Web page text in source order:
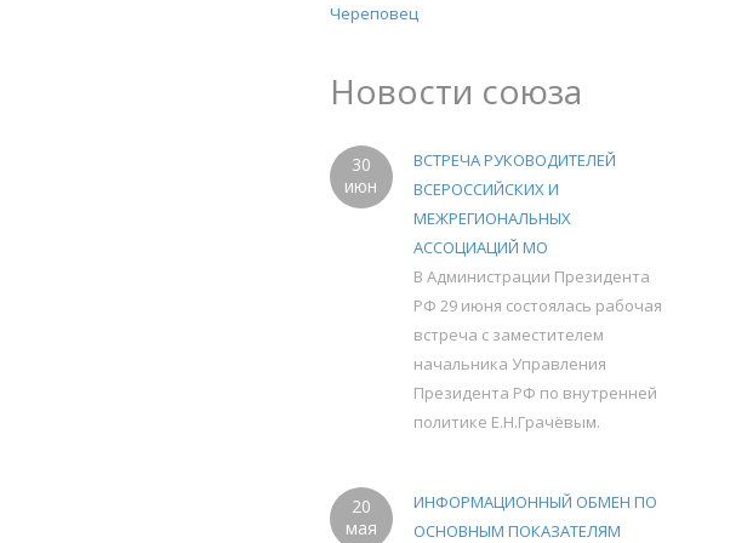
Череповец
Новости союза
30
июн
ВСТРЕЧА РУКОВОДИТЕЛЕЙ
ВСЕРОССИЙСКИХ И
МЕЖРЕГИОНАЛЬНЫХ
АССОЦИАЦИЙ МО
В Администрации Президента
РФ 29 июня состоялась рабочая
встреча с заместителем
начальника Управления
Президента РФ по внутренней
политике Е.Н.Грачёвым.
20
мая
ИНФОРМАЦИОННЫЙ ОБМЕН ПО
ОСНОВНЫМ ПОКАЗАТЕЛЯМ